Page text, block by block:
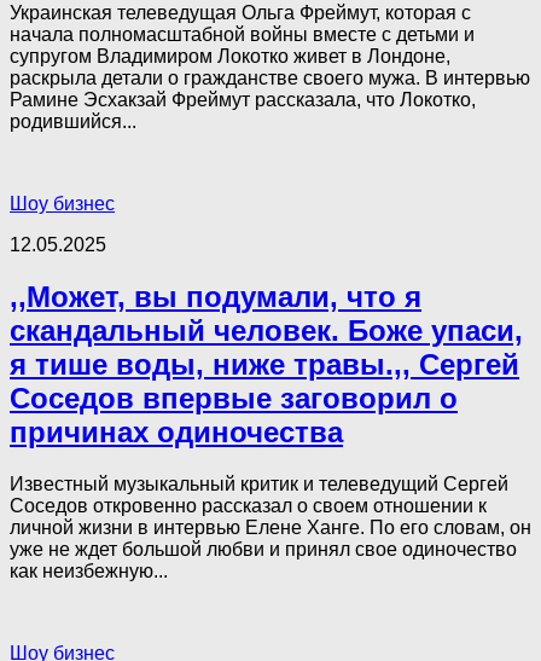
Украинская телеведущая Ольга Фреймут, которая с
начала полномасштабной войны вместе с детьми и
супругом Владимиром Локотко живет в Лондоне,
раскрыла детали о гражданстве своего мужа. В интервью
Рамине Эсхакзай Фреймут рассказала, что Локотко,
родившийся...
Шоу бизнес
12.05.2025
,,Может, вы подумали, что я
скандальный человек. Боже упаси,
я тише воды, ниже травы.,, Сергей
Соседов впервые заговорил о
причинах одиночества
Известный музыкальный критик и телеведущий Сергей
Соседов откровенно рассказал о своем отношении к
личной жизни в интервью Елене Ханге. По его словам, он
уже не ждет большой любви и принял свое одиночество
как неизбежную...
Шоу бизнес